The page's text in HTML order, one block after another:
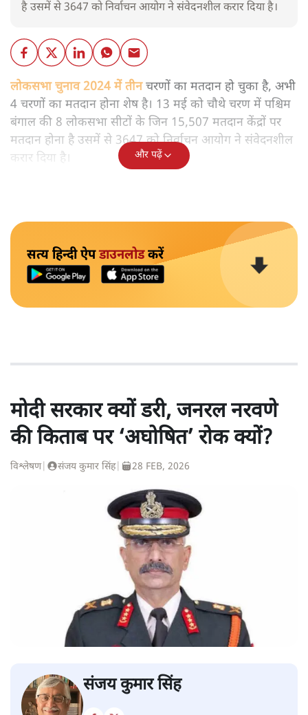
है उसमें से 3647 को निर्वाचन आयोग ने संवेदनशील करार दिया है।
लोकसभा चुनाव 2024 में तीन चरणों का मतदान हो चुका है, अभी
4 चरणों का मतदान होना शेष है। 13 मई को चौथे चरण में पश्चिम
बंगाल की 8 लोकसभा सीटों के जिन 15,507 मतदान केंद्रों पर
मतदान होना है उसमें से 3647 को निर्वाचन आयोग ने संवेदनशील
करार दिया है।
और पढ़ें
सत्य हिन्दी ऐपडाउनलोडकरें
मोदी सरकार क्यों डरी, जनरल नरवणे
की किताब पर ‘अघोषित’ रोक क्यों?
विश्लेषण| संजय कुमार सिंह| 28 FEB, 2026
संजय कुमार सिंह